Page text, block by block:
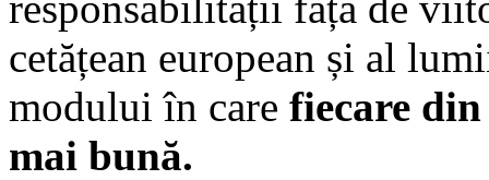
cetățean european și al
modului în care fiecare
mai bună.